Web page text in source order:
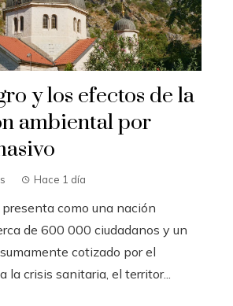
y los efectos de la
ambiental por
Hace 1 día
como una nación
de 600 000 ciudadanos y un
cotizado por el
la crisis sanitaria, el territor...